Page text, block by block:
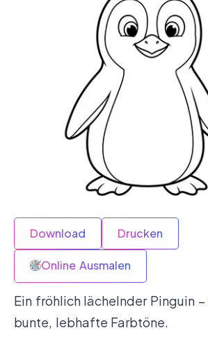
Download Drucken
Online Ausmalen
Ein fröhlich lächelnder Pinguin
bunte, lebhafte Farbtöne.